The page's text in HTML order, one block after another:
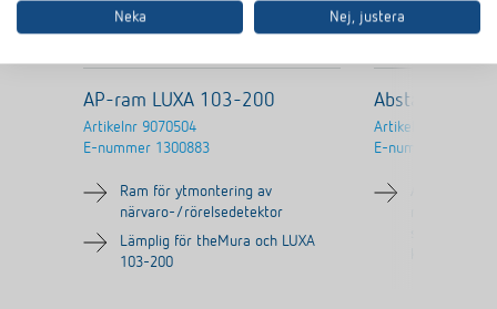
AP-ram LUXA 103-200
Artikelnr 9070504
E-nummer 1300883
Ram för ytmontering av
närvaro-/rörelsedetektor
Lämplig för theMura och LUXA
103-200
Artikelnr
E-nummer
Neka Nej, justera